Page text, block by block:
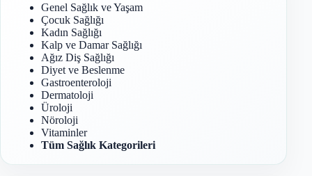
Genel Sağlık ve Yaşam
Çocuk Sağlığı
Kadın Sağlığı
Kalp ve Damar Sağlığı
Ağız Diş Sağlığı
Diyet ve Beslenme
Gastroenteroloji
Dermatoloji
Üroloji
Nöroloji
Vitaminler
Tüm Sağlık Kategorileri